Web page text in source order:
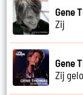
Gene
Zij
Gene
Zij